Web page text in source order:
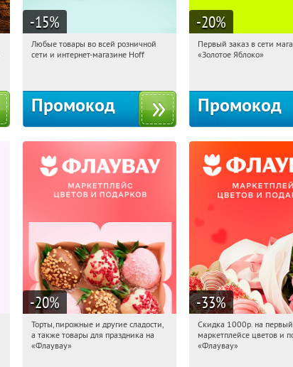
-15%
07:11:52 Получили:
Любые товары во всей розничной
сети и интернет-магазине Hoff
Промокод
-20%
07:11:52
Первый заказ в сети
«Золотое Яблоко»
Промокод
-20%
07:11:52 Получили:
Россия
Торты, пирожные и другие сладости,
а также товары для праздника на
«Флаувау»
-33%
07:11:52
Россия
Скидка 1000р. на первый
маркетплейсе цветов и
«Флаувау»